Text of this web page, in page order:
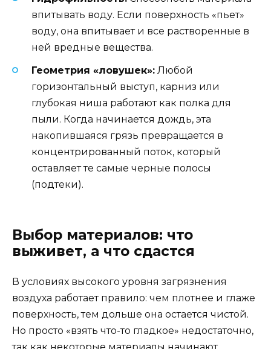
впитывать воду. Если поверхность «пьет»
воду, она впитывает и все растворенные в
ней вредные вещества.
Геометрия «ловушек»: Любой
горизонтальный выступ, карниз или
глубокая ниша работают как полка для
пыли. Когда начинается дождь, эта
накопившаяся грязь превращается в
концентрированный поток, который
оставляет те самые черные полосы
(подтеки).
Выбор материалов: что
выживет, а что сдастся
В условиях высокого уровня загрязнения
воздуха работает правило: чем плотнее и глаже
поверхность, тем дольше она остается чистой.
Но просто «взять что-то гладкое» недостаточно,